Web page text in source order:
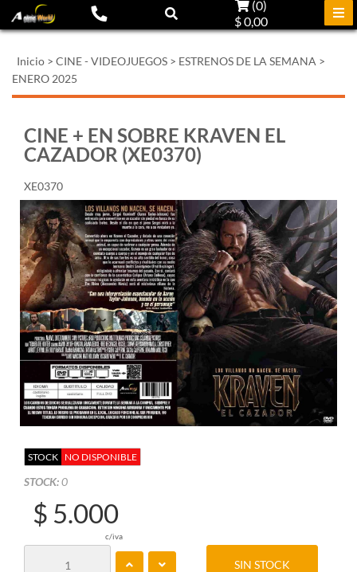
(0)
$ 0,00
Inicio > CINE - VIDEOJUEGOS > ESTRENOS DE LA SEMANA >
ENERO 2025
CINE + EN SOBRE KRAVEN EL
CAZADOR (XE0370)
XE0370
STOCK NO DISPONIBLE
STOCK:0
$ 5.000
c/iva
SIN STOCK